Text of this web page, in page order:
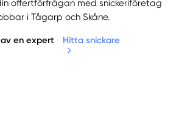
offertförfrågan med snickeriföretag
i Tågarp och Skåne.
en expert Hitta snickare